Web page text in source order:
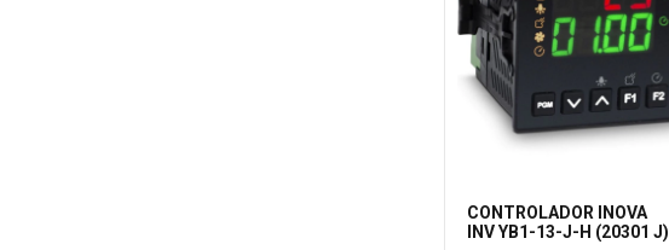
CONTROLADOR INOVA
INV YB1-13-J-H (20301 J)